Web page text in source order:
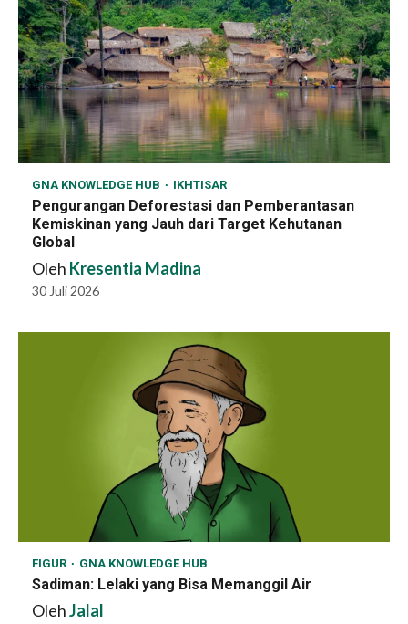
GNA KNOWLEDGE HUB IKHTISAR
Pengurangan Deforestasi dan Pemberantasan
Kemiskinan yang Jauh dari Target Kehutanan
Global
Oleh Kresentia Madina
30 Juli 2026
FIGUR GNA KNOWLEDGE HUB
Sadiman: Lelaki yang Bisa Memanggil Air
OlehJalal